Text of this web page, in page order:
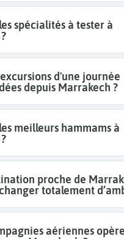
spécialités à tester à
d'une journée
depuis Marrakech ?
meilleurs hammams à
proche de
totalement
aériennes